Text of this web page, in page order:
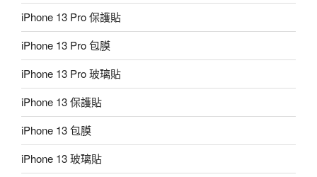
iPhone 13 Pro 保護貼
iPhone 13 Pro 包膜
iPhone 13 Pro 玻璃貼
iPhone 13 保護貼
iPhone 13 包膜
iPhone 13 玻璃貼